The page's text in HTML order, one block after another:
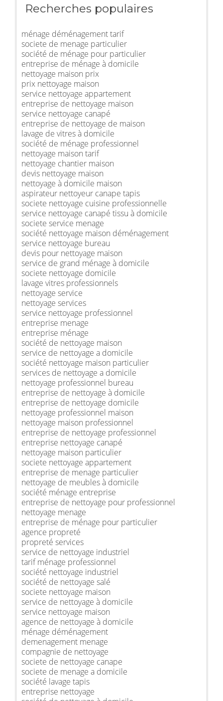
Recherches populaires
ménage déménagement tarif
societe de menage particulier
société de ménage pour particulier
entreprise de ménage à domicile
nettoyage maison prix
prix nettoyage maison
service nettoyage appartement
entreprise de nettoyage maison
service nettoyage canapé
entreprise de nettoyage de maison
lavage de vitres à domicile
société de ménage professionnel
nettoyage maison tarif
nettoyage chantier maison
devis nettoyage maison
nettoyage à domicile maison
aspirateur nettoyeur canape tapis
societe nettoyage cuisine professionnelle
service nettoyage canapé tissu à domicile
societe service menage
société nettoyage maison déménagement
service nettoyage bureau
devis pour nettoyage maison
service de grand ménage à domicile
societe nettoyage domicile
lavage vitres professionnels
nettoyage service
nettoyage services
service nettoyage professionnel
entreprise menage
entreprise ménage
société de nettoyage maison
service de nettoyage a domicile
société nettoyage maison particulier
services de nettoyage a domicile
nettoyage professionnel bureau
entreprise de nettoyage à domicile
entreprise de nettoyage domicile
nettoyage professionnel maison
nettoyage maison professionnel
entreprise de nettoyage professionnel
entreprise nettoyage canapé
nettoyage maison particulier
societe nettoyage appartement
entreprise de menage particulier
nettoyage de meubles à domicile
société ménage entreprise
entreprise de nettoyage pour professionnel
nettoyage menage
entreprise de ménage pour particulier
agence propreté
propreté services
service de nettoyage industriel
tarif ménage professionnel
société nettoyage industriel
société de nettoyage salé
societe nettoyage maison
service de nettoyage à domicile
service nettoyage maison
agence de nettoyage à domicile
ménage déménagement
demenagement menage
compagnie de nettoyage
societe de nettoyage canape
societe de menage a domicile
société lavage tapis
entreprise nettoyage